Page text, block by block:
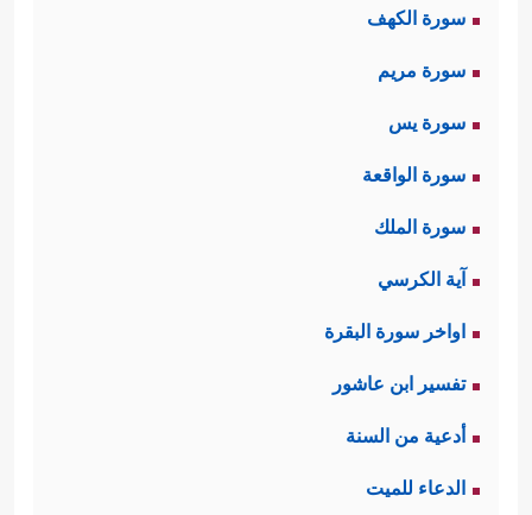
سورة الكهف
سورة مريم
سورة يس
سورة الواقعة
سورة الملك
آية الكرسي
اواخر سورة البقرة
تفسير ابن عاشور
أدعية من السنة
الدعاء للميت